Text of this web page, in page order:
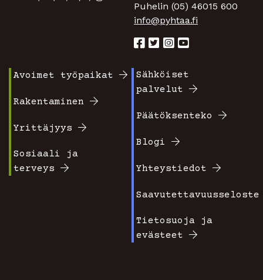
Puhelin (05) 46015 600
info@pyhtaa.fi
valikko
1
Avoimet työpaikat
Rakentaminen
Yrittäjyys
Sosiaali ja
terveys
Footer
2
Sähköiset
palvelut
Päätöksenteko
Blogi
Yhteystiedot
Saavutettavuusseloste
Tietosuoja ja
evästeet